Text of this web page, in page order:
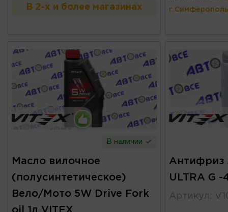
В 2-х и более магазинах
В наличии
Масло вилочное
(полусинтетическое)
Вело/Мото 5W Drive Fork
oil 1л VITEX
Антифриз
ULTRA G -
Артикул :